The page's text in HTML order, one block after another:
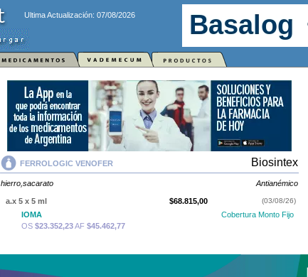
Ultima Actualización: 07/08/2026
FERROLOGIC VENOFER Biosintex
hierro,sacarato Antianémico
a.x 5 x 5 ml $68.815,00 (03/08/26)
IOMA
Cobertura Monto Fijo
OS $23.352,23AF $45.462,77